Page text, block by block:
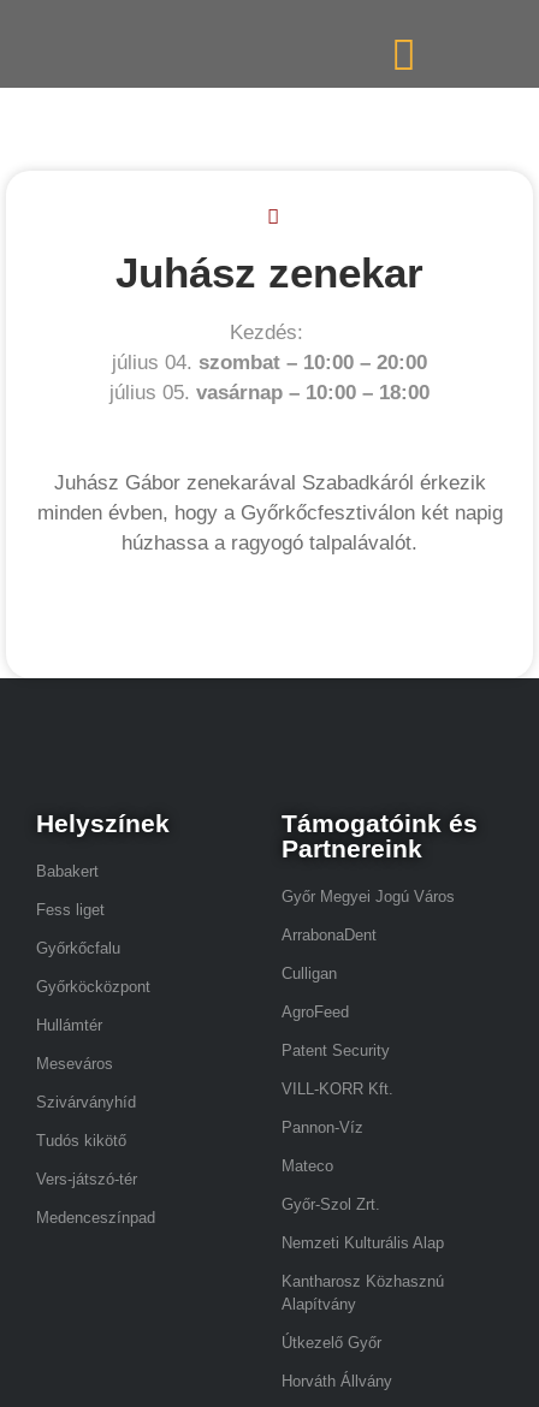
Juhász zenekar
Kezdés:
július 04. szombat – 10:00 – 20:00
július 05. vasárnap – 10:00 – 18:00
Juhász Gábor zenekarával Szabadkáról érkezik
minden évben, hogy a Győrkőcfesztiválon két napig
húzhassa a ragyogó talpalávalót.
Helyszínek
Babakert
Fess liget
Győrkőcfalu
Győrköcközpont
Hullámtér
Meseváros
Szivárványhíd
Tudós kikötő
Vers-játszó-tér
Medenceszínpad
Támogatóink és
Partnereink
Győr Megyei Jogú Város
ArrabonaDent
Culligan
AgroFeed
Patent Security
VILL-KORR Kft.
Pannon-Víz
Mateco
Győr-Szol Zrt.
Nemzeti Kulturális Alap
Kantharosz Közhasznú
Alapítvány
Útkezelő Győr
Horváth Állvány